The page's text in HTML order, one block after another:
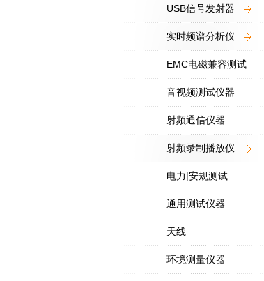
USB信号发射器
实时频谱分析仪
EMC电磁兼容测试
音视频测试仪器
射频通信仪器
射频录制播放仪
电力|安规测试
通用测试仪器
天线
环境测量仪器